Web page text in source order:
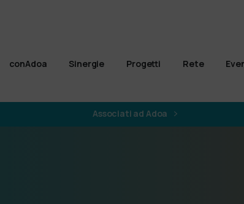
conAdoa Sinergie Progetti Rete
Associati ad Adoa